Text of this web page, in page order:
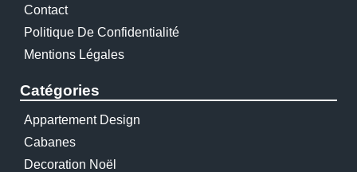
Contact
Politique De Confidentialité
Mentions Légales
Catégories
Appartement Design
Cabanes
Decoration Noël